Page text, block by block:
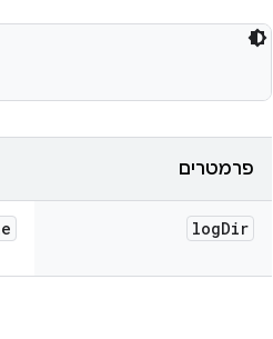
פרמטרים
logDir